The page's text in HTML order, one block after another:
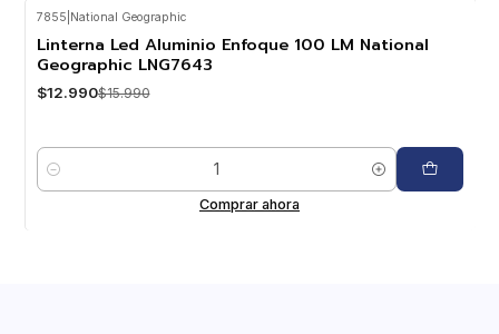
7855 National Geographic
Linterna Led Aluminio Enfoque 100 LM National
Geographic LNG7643
$12.990$15.990
Cantidad
Comprar ahora